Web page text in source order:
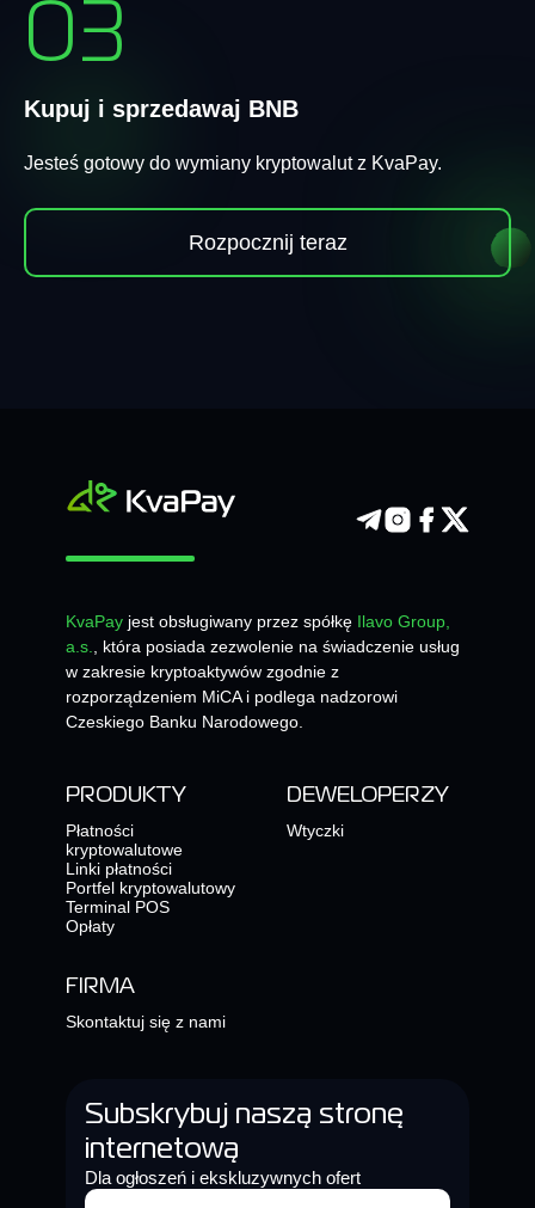
03
Kupuj i sprzedawaj BNB
Jesteś gotowy do wymiany kryptowalut z KvaPay.
Rozpocznij teraz
KvaPay jest obsługiwany przez spółkę Ilavo Group,
a.s., która posiada zezwolenie na świadczenie usług
w zakresie kryptoaktywów zgodnie z
rozporządzeniem MiCA i podlega nadzorowi
Czeskiego Banku Narodowego.
PRODUKTY
Płatności
kryptowalutowe
Linki płatności
Portfel kryptowalutowy
Terminal POS
Opłaty
DEWELOPERZY
Wtyczki
FIRMA
Skontaktuj się z nami
Subskrybuj naszą stronę
internetową
Dla ogłoszeń i ekskluzywnych ofert